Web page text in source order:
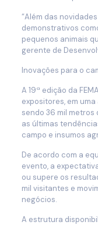
“Além das
demonstrativos
pequenos animais
gerente de
Inovações para o
A 19ª edição da
expositores, em
sendo 36 mil
as últimas
campo e insumos
De acordo com a
evento, a
ou supere os
mil visitantes e
negócios.
A estrutura